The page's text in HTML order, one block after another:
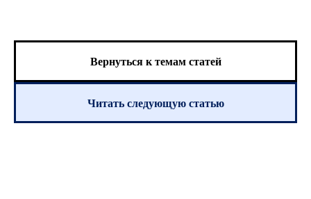
Вернуться к темам статей
Читать следующую статью